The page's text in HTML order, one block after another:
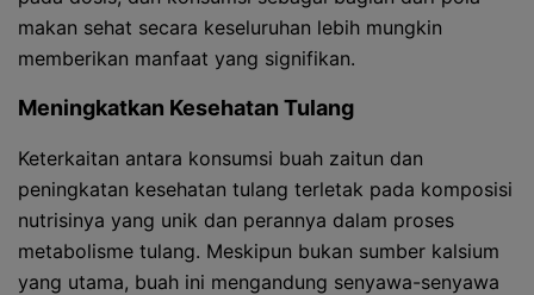
makan sehat secara keseluruhan lebih mungkin
memberikan manfaat yang signifikan.
Meningkatkan Kesehatan Tulang
Keterkaitan antara konsumsi buah zaitun dan
peningkatan kesehatan tulang terletak pada komposisi
nutrisinya yang unik dan perannya dalam proses
metabolisme tulang. Meskipun bukan sumber kalsium
yang utama, buah ini mengandung senyawa-senyawa